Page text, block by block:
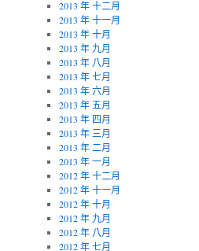
2013 年 十二月
2013 年 十一月
2013 年 十月
2013 年 九月
2013 年 八月
2013 年 七月
2013 年 六月
2013 年 五月
2013 年 四月
2013 年 三月
2013 年 二月
2013 年 一月
2012 年 十二月
2012 年 十一月
2012 年 十月
2012 年 九月
2012 年 八月
2012 年 七月